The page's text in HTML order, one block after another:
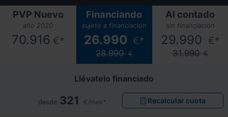
PVP Nuevo
año 2020
70.916 €*
Financiando
sujeto a financiación
26.990 €*
28.990 €
Al contado
sin financiación
29.990 €*
31.990 €
Llévatelo financiado
desde 321 €/mes* Recalcular cuota